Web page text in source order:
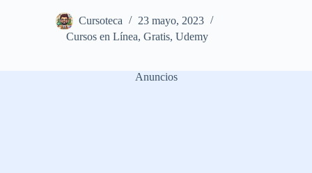
Cursoteca
23 mayo, 2023
Cursos en Línea,Gratis,Udemy
Anuncios